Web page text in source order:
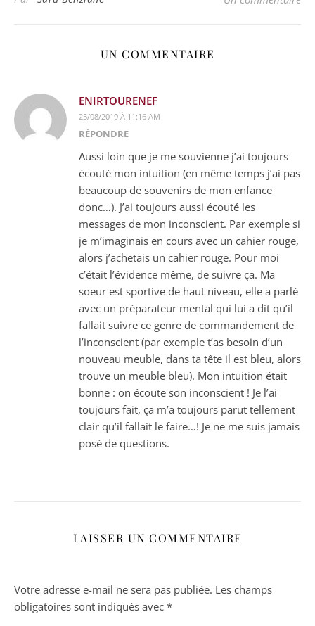
UN COMMENTAIRE
ENIRTOURENEF
25/08/2019 À 11:16 AM
RÉPONDRE
Aussi loin que je me souvienne j’ai toujours
écouté mon intuition (en même temps j’ai pas
beaucoup de souvenirs de mon enfance
donc…). J’ai toujours aussi écouté les
messages de mon inconscient. Par exemple si
je m’imaginais en cours avec un cahier rouge,
alors j’achetais un cahier rouge. Pour moi
c’était l’évidence même, de suivre ça. Ma
soeur est sportive de haut niveau, elle a parlé
avec un préparateur mental qui lui a dit qu’il
fallait suivre ce genre de commandement de
l’inconscient (par exemple t’as besoin d’un
nouveau meuble, dans ta tête il est bleu, alors
trouve un meuble bleu). Mon intuition était
bonne : on écoute son inconscient ! Je l’ai
toujours fait, ça m’a toujours parut tellement
clair qu’il fallait le faire…! Je ne me suis jamais
posé de questions.
LAISSER UN COMMENTAIRE
Votre adresse e-mail ne sera pas publiée. Les champs
obligatoires sont indiqués avec *